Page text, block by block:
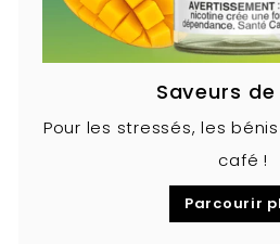
Saveurs
Pour les stressés, les
café !
Parcourir